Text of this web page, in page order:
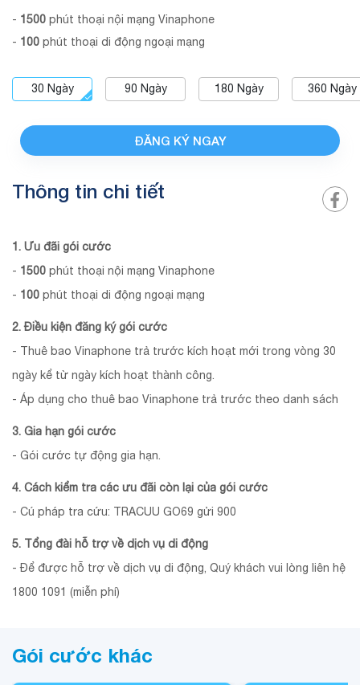
- 1500 phút thoại nội mạng Vinaphone
- 100 phút thoại di động ngoại mạng
30 Ngày 90 Ngày 180 Ngày 360 Ngày
ĐĂNG KÝ NGAY
Thông tin chi tiết
1. Ưu đãi gói cước
- 1500 phút thoại nội mạng Vinaphone
- 100 phút thoại di động ngoại mạng
2. Điều kiện đăng ký gói cước
- Thuê bao Vinaphone trả trước kích hoạt mới trong vòng 30
ngày kể từ ngày kích hoạt thành công.
- Áp dụng cho thuê bao Vinaphone trả trước theo danh sách
3. Gia hạn gói cước
- Gói cước tự động gia hạn.
4. Cách kiểm tra các ưu đãi còn lại của gói cước
- Cú pháp tra cứu: TRACUU GO69 gửi 900
5. Tổng đài hỗ trợ về dịch vụ di động
- Để được hỗ trợ về dịch vụ di động, Quý khách vui lòng liên hệ
1800 1091 (miễn phí)
Gói cước khác